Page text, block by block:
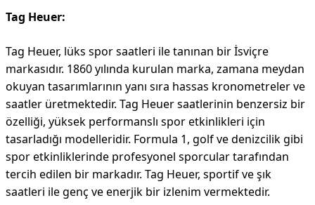
Tag Heuer:
Tag Heuer, lüks spor saatleri ile tanınan bir İsviçre
markasıdır. 1860 yılında kurulan marka, zamana meydan
okuyan tasarımlarının yanı sıra hassas kronometreler ve
saatler üretmektedir. Tag Heuer saatlerinin benzersiz bir
özelliği, yüksek performanslı spor etkinlikleri için
tasarladığı modelleridir. Formula 1, golf ve denizcilik gibi
spor etkinliklerinde profesyonel sporcular tarafından
tercih edilen bir markadır. Tag Heuer, sportif ve şık
saatleri ile genç ve enerjik bir izlenim vermektedir.